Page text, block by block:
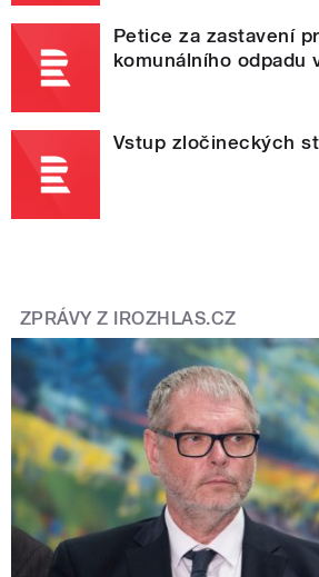
Petice za zastavení
komunálního odpadu
Vstup zločineckých
ZPRÁVY Z IROZHLAS.CZ